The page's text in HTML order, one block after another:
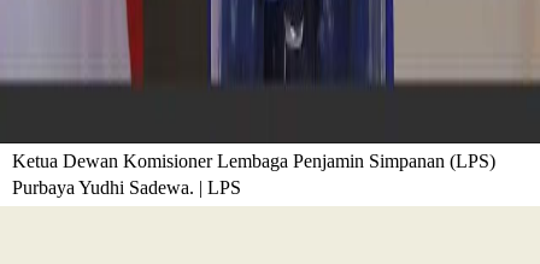
Ketua Dewan Komisioner Lembaga Penjamin Simpanan (LPS)
Purbaya Yudhi Sadewa. | LPS